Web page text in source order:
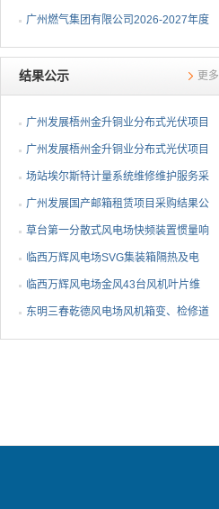
网更新工程招标公告
广州燃气集团有限公司2026-2027年度
燃气用埋地聚乙烯（PE1...
结果公示 更多
广州发展梧州金升铜业分布式光伏项目
EPC总承包中标候选人公示
广州发展梧州金升铜业分布式光伏项目
EPC总承包中标候选人公示
场站埃尔斯特计量系统维修维护服务采
购项目成交候选人公示
广州发展国产邮箱租赁项目采购结果公
告
草台第一分散式风电场快频装置惯量响
应改造项目采购结果公告
临西万辉风电场SVG集装箱隔热及电
抗器围栏改造项目采购结...
临西万辉风电场金风43台风机叶片维
修项目采购结果公告
东明三春乾德风电场风机箱变、检修道
路除草及箱变基础排水...